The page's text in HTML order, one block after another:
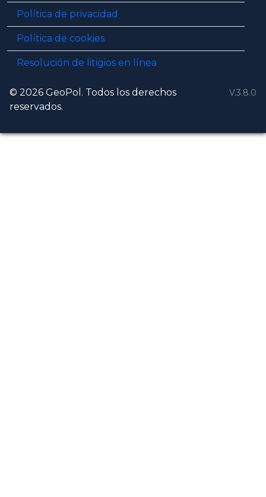
Política de privacidad
Política de cookies
Resolución de litigios en línea
© 2026 GeoPol. Todos los derechos
reservados.
V.3.8.0